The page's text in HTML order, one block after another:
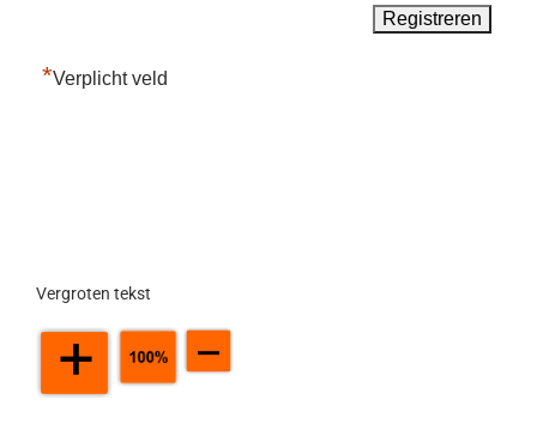
*Verplicht veld
Vergroten tekst